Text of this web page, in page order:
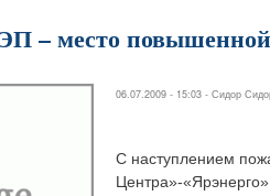
– место
06.07.2009 - 15:03 - Сидор
С наступлением
Центра»-